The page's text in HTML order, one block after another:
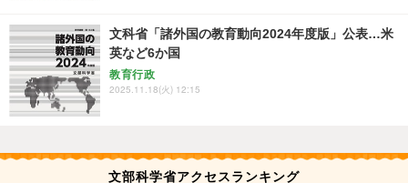
文科省「諸外国の教育動向2024年度版」公表…米
英など6か国
教育行政
2025.11.18(火) 12:15
文部科学省アクセスランキング